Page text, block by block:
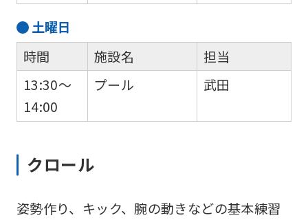
土曜日
時間
13:30～
14:00
施設名
プール
担当
武田
クロール
姿勢作り、キック、腕の動きなどの基本練習